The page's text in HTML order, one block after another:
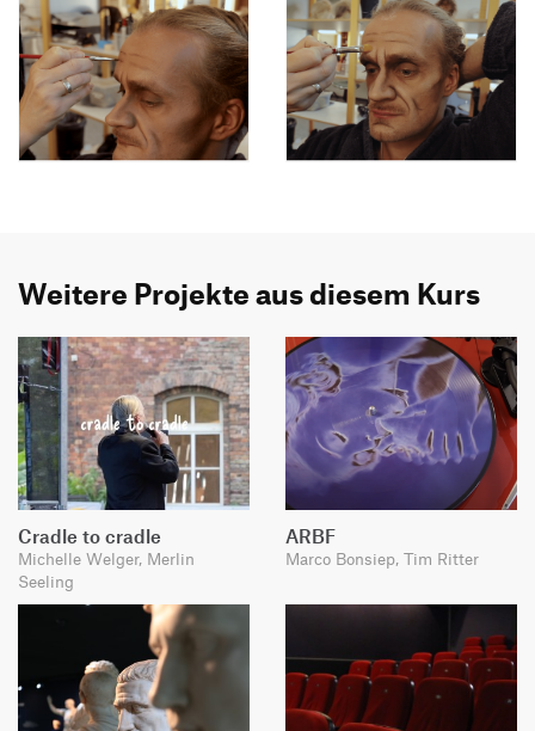
Weitere Projekte aus diesem Kurs
Cradle to cradle
Michelle Welger, Merlin
Seeling
ARBF
Marco Bonsiep, Tim Ritter